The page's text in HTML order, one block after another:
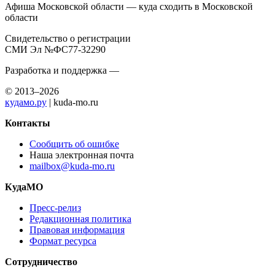
Афиша Московской области — куда сходить в Московской
области
Свидетельство о регистрации
СМИ Эл №ФС77-32290
Разработка и поддержка —
© 2013–2026
кудамо.ру | kuda-mo.ru
Контакты
Сообщить об ошибке
Наша электронная почта
mailbox@kuda-mo.ru
КудаМО
Пресс-релиз
Редакционная политика
Правовая информация
Формат ресурса
Сотрудничество